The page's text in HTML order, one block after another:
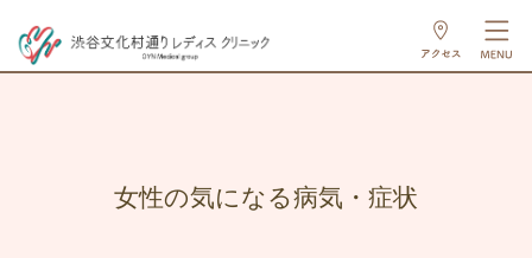
女性の気になる病気・症状